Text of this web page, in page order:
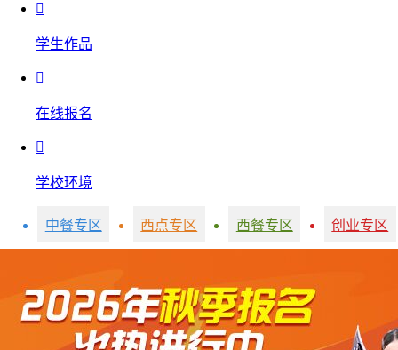

学生作品

在线报名

学校环境
中餐专区 西点专区 西餐专区 创业专区